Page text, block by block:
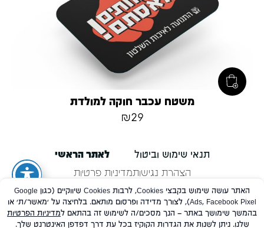
משטח עכבר חוקה למולדת
₪29
תנאי שימוש וביטול
לאתר הראשי
הצהרת נגישותמדיניות פרטיות
האתר עושה שימוש בקבצי Cookies, לרבות Cookies שיווקיים (כגון Google
Ads, Facebook Pixel), לצורך מדידה ופרסום מותאם. בלחיצה על 'מאשר/ת' או
בהמשך שימושך באתר – הנך מסכים/ה לשימוש זה בהתאם למדיניות הפרטיות
שלנו. ניתן לשנות את הגדרות הקוקיז בכל עת דרך דפדפן האינטרנט שלך.
אנו משתמשים בקובצי Cookie כדי להעניק לך את החוויה הטובה ביותר באתר שלנו.
תוכל ללמוד עוד על אילו קובצי Cookie אנו משתמשים בעמוד
מדיניות הפרטיות.